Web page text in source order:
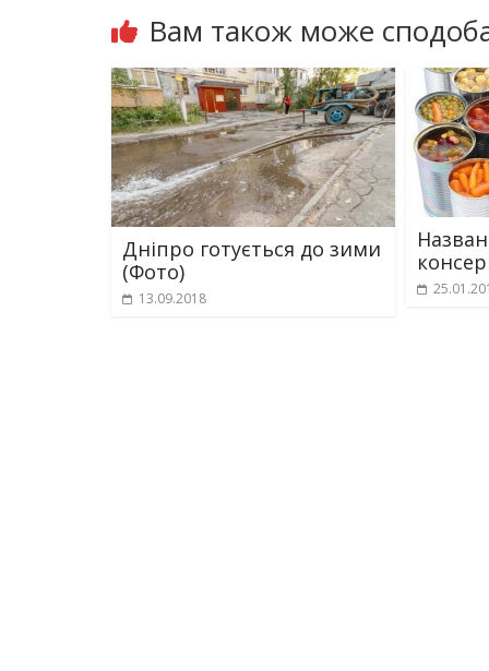
Вам також може
Дніпро готується до зими
(Фото)
13.09.2018